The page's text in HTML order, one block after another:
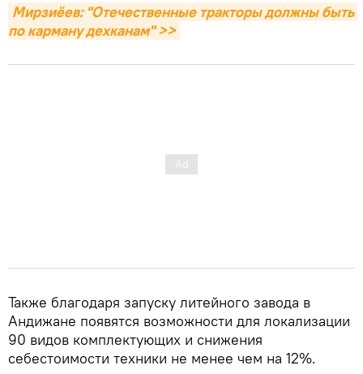
Мирзиёев: "Отечественные тракторы должны быть
по карману дехканам" >>
Также благодаря запуску литейного завода в
Андижане появятся возможности для локализации
90 видов комплектующих и снижения
себестоимости техники не менее чем на 12%.